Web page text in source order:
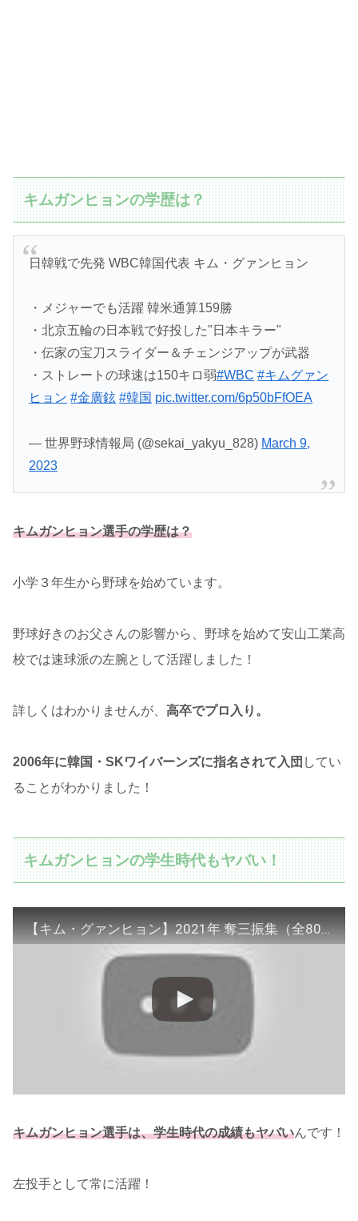
キムガンヒョンの学歴は？
日韓戦で先発 WBC韓国代表 キム・グァンヒョン
・メジャーでも活躍 韓米通算159勝
・北京五輪の日本戦で好投した"日本キラー"
・伝家の宝刀スライダー＆チェンジアップが武器
・ストレートの球速は150キロ弱#WBC #キムグァン
ヒョン #金廣鉉 #韓国 pic.twitter.com/6p50bFfOEA
— 世界野球情報局 (@sekai_yakyu_828) March 9,
2023
キムガンヒョン選手の学歴は？
小学３年生から野球を始めています。
野球好きのお父さんの影響から、野球を始めて安山工業高
校では速球派の左腕として活躍しました！
詳しくはわかりませんが、 高卒でプロ入り。
2006年に韓国・SKワイバーンズに指名されて入団 してい
ることがわかりました！
キムガンヒョンの学生時代もヤバい！
【キム・グァンヒョン】2021年 奪三振集（全80個）Kwang-Hyun Kim
キムガンヒョン選手は、学生時代の成績もヤバいんです！
左投手として常に活躍！